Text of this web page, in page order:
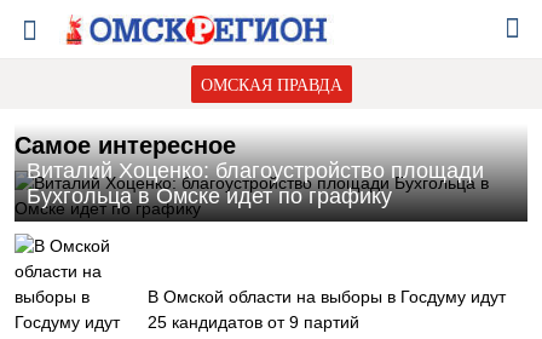
ОМСКАЯ ПРАВДА
Самое интересное
Виталий Хоценко: благоустройство площади
Бухгольца в Омске идет по графику
В Омской области на выборы в Госдуму идут
25 кандидатов от 9 партий